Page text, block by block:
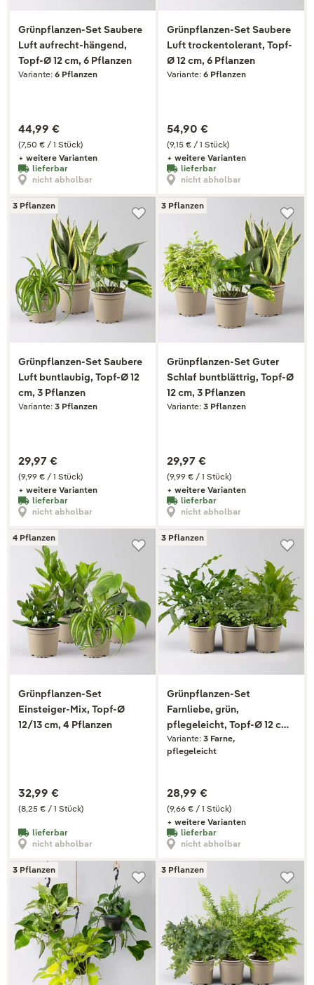
Grünpflanzen-Set Saubere
Luft aufrecht-hängend,
Topf-Ø 12 cm, 6 Pflanzen
Variante: 6 Pflanzen
(7,50 € / 1 Stück)
44,99 €
+ weitere Varianten
lieferbar
nicht abholbar
Grünpflanzen-Set Saubere
Luft trockentolerant, Topf-
Ø 12 cm, 6 Pflanzen
Variante: 6 Pflanzen
(9,15 € / 1 Stück)
54,90 €
+ weitere Varianten
lieferbar
nicht abholbar
3 Pflanzen
Grünpflanzen-Set Saubere
Luft buntlaubig, Topf-Ø 12
cm, 3 Pflanzen
Variante: 3 Pflanzen
(9,99 € / 1 Stück)
29,97 €
+ weitere Varianten
lieferbar
nicht abholbar
3 Pflanzen
Grünpflanzen-Set Guter
Schlaf buntblättrig, Topf-Ø
12 cm, 3 Pflanzen
Variante: 3 Pflanzen
(9,99 € / 1 Stück)
29,97 €
+ weitere Varianten
lieferbar
nicht abholbar
4 Pflanzen
Grünpflanzen-Set
Einsteiger-Mix, Topf-Ø
12/13 cm, 4 Pflanzen
(8,25 € / 1 Stück)
32,99 €
lieferbar
nicht abholbar
3 Pflanzen
Grünpflanzen-Set
Farnliebe, grün,
pflegeleicht, Topf-Ø 12 cm,
3 Pflanzen
Variante: 3 Farne,
pflegeleicht
(9,66 € / 1 Stück)
28,99 €
+ weitere Varianten
lieferbar
nicht abholbar
3 Pflanzen 3 Pflanzen